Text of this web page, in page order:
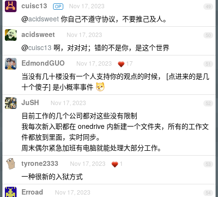
49
cuisc13 OP Nov 17, 2023
@acidsweet 你自己不遵守协议，不要推己及人。
50
acidsweet Nov 17, 2023
@cuisc13 啊，对对对；错的不是你，是这个世界
51
EdmondGUO Nov 17, 2023 17
当没有几十楼没有一个人支持你的观点的时候， [点进来的是几
十个傻子] 是小概率事件
52
JuSH Nov 17, 2023
目前工作的几个公司都对这些没有限制
我每次新入职都在 onedrive 内新建一个文件夹，所有的工作文
件都放到里面，实时同步。
周末偶尔紧急加班有电脑就能处理大部分工作。
53
tyrone2333 Nov 17, 2023 1
一种很新的入狱方式
54
Erroad Nov 17, 2023